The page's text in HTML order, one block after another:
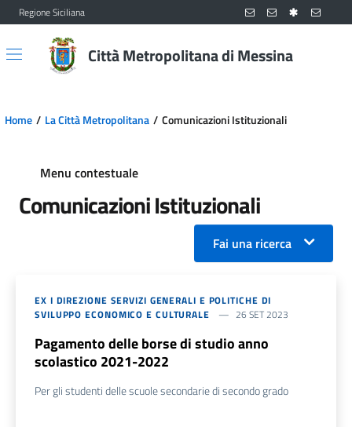
Vai al contenuto principale
Vai al menu principale
Regione Siciliana
Città Metropolitana di Messina
Home La Città Metropolitana Comunicazioni Istituzionali
Menu contestuale
Comunicazioni Istituzionali
Fai una ricerca
EX I DIREZIONE SERVIZI GENERALI E POLITICHE DI
SVILUPPO ECONOMICO E CULTURALE
26 SET 2023
Pagamento delle borse di studio anno
scolastico 2021-2022
Per gli studenti delle scuole secondarie di secondo grado